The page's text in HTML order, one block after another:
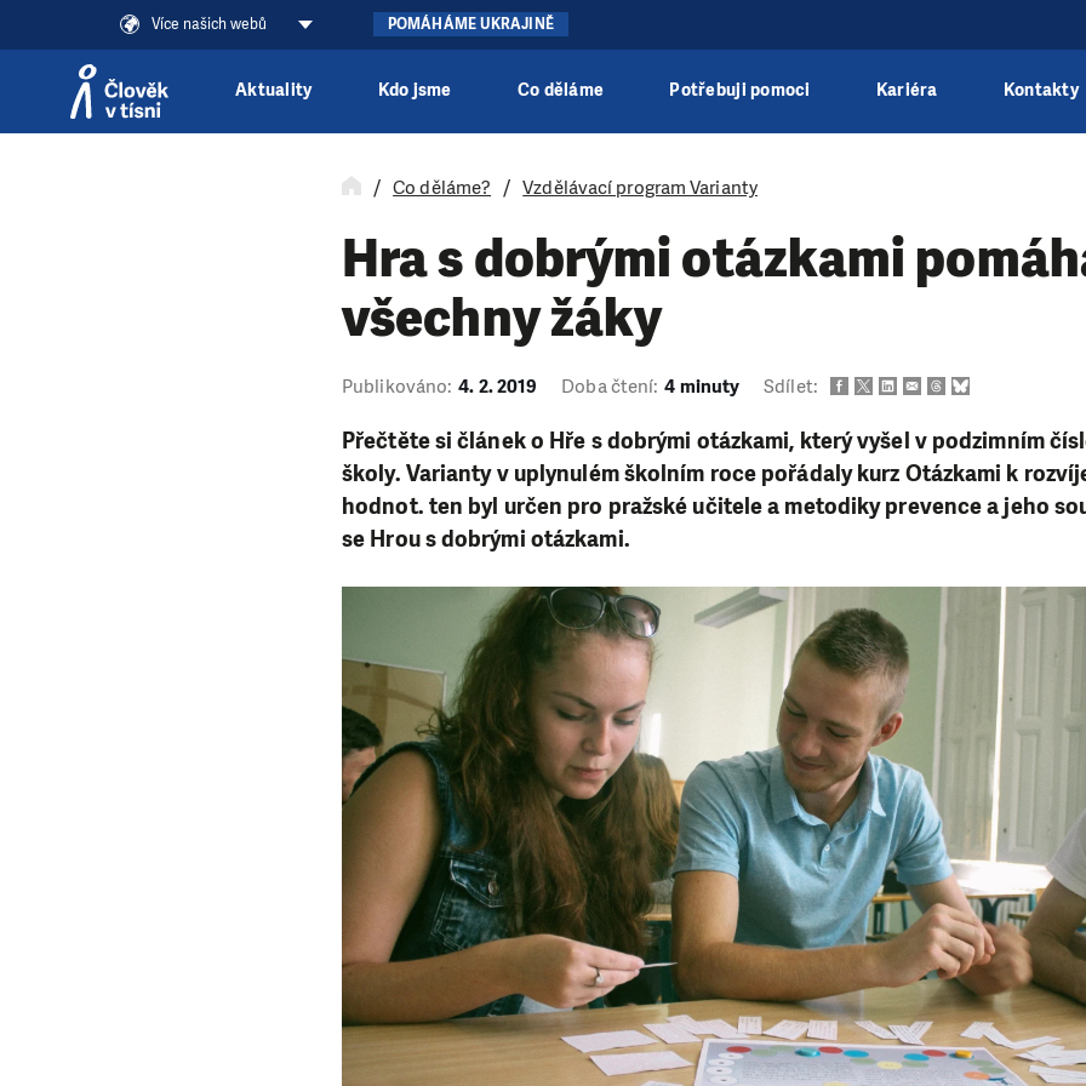
Více našich webů POMÁHÁME UKRAJINĚ
Aktuality Kdo jsme Co děláme Potřebuji pomoci Kariéra Kontakty
Co děláme? Vzdělávací program Varianty
Hra s dobrými otázkami
všechny žáky
Publikováno: 4. 2. 2019 Doba čtení: 4 minuty Sdílet:
Přečtěte si článek o Hře s dobrými otázkami, který vyšel v podzimním
školy. Varianty v uplynulém školním roce pořádaly kurz Otázkami k
hodnot. ten byl určen pro pražské učitele a metodiky prevence a jeho
se Hrou s dobrými otázkami.